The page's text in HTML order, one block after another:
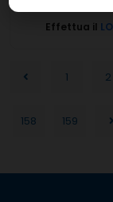
Effettua il
1 2
158 159